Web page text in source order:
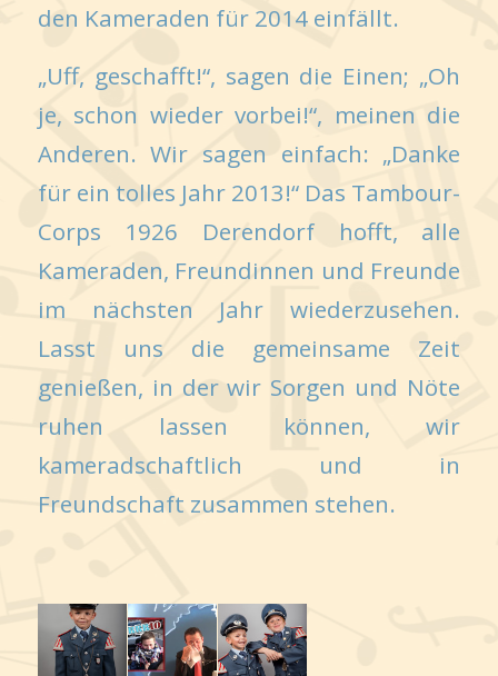
den Kameraden für 2014 einfällt.
„Uff, geschafft!“, sagen die Einen; „Oh
je, schon wieder vorbei!“, meinen die
Anderen. Wir sagen einfach: „Danke
für ein tolles Jahr 2013!“ Das Tambour-
Corps 1926 Derendorf hofft, alle
Kameraden, Freundinnen und Freunde
im nächsten Jahr wiederzusehen.
Lasst uns die gemeinsame Zeit
genießen, in der wir Sorgen und Nöte
ruhen lassen können, wir
kameradschaftlich und in
Freundschaft zusammen stehen.